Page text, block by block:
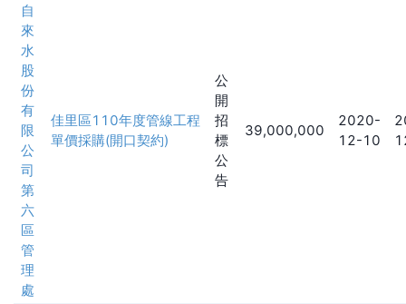
自
來
水
股
份
有
限
公
司
第
六
區
管
理
處
佳里區110年度管線工程
單價採購(開口契約)
公
開
招
標
公
告
39,000,000
2020-
12-10